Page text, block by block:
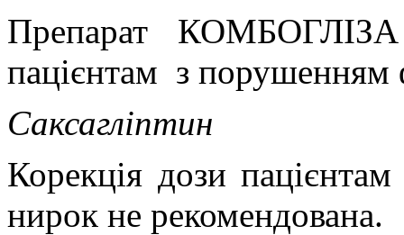
Препарат КОМБОГЛІЗА
пацієнтам з порушенням
Саксагліптин
Корекція дози
нирок не рекомендована.